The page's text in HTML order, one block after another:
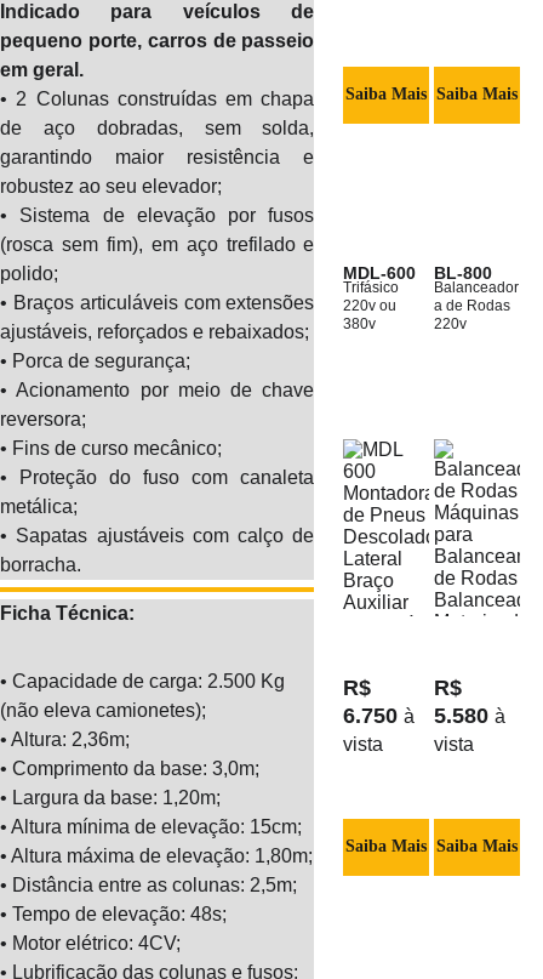
Ficha Técnica:
• Capacidade de carga: 2.500 Kg
(não eleva camionetes);
• Altura: 2,36m;
• Comprimento da base: 3,0m;
• Largura da base: 1,20m;
• Altura mínima de elevação: 15cm;
• Altura máxima de elevação: 1,80m;
• Distância entre as colunas: 2,5m;
• Tempo de elevação: 48s;
• Motor elétrico: 4CV;
• Lubrificação das colunas e fusos:
Indicado para veículos de
pequeno porte, carros de passeio
em geral.
• 2 Colunas construídas em chapa
de aço dobradas, sem solda,
garantindo maior resistência e
robustez ao seu elevador;
• Sistema de elevação por fusos
(rosca sem fim), em aço trefilado e
polido;
• Braços articuláveis com extensões
ajustáveis, reforçados e rebaixados;
• Porca de segurança;
• Acionamento por meio de chave
reversora;
• Fins de curso mecânico;
• Proteção do fuso com canaleta
metálica;
• Sapatas ajustáveis com calço de
borracha.
Saiba Mais Saiba Mais
MDL-600
Trifásico
220v ou
380v
R$
6.750 à
vista
Saiba Mais
Balanceador
a de Rodas
220v
BL-800
R$
5.580 à
vista
Saiba Mais